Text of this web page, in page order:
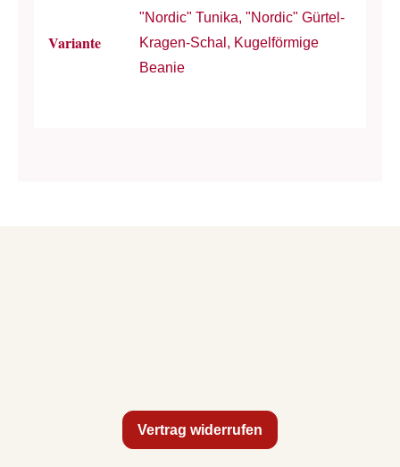
Variante
"Nordic" Tunika, "Nordic" Gürtel-
Kragen-Schal, Kugelförmige
Beanie
Vertrag widerrufen